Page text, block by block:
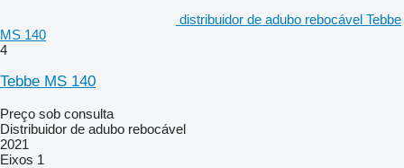
distribuidor de adubo rebocável Tebbe
MS 140
4
Tebbe MS 140
Preço sob consulta
Distribuidor de adubo rebocável
2021
Eixos 1